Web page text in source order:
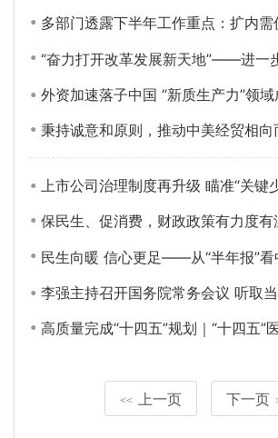
多部门透露下半年工作重点：扩内需促消费 反内卷优供给 稳
“奋力打开改革发展新天地”——进一步全面深化改革不断向广度
外资加速落子中国 “新质生产力”领
秉持诚意和原则，推动中美经贸相向
上市公司治理制度再升级 瞄准“关键少数”健全
保民生、促消费，财政政策有力度有
民生向暖 信心更足——从“半年报”看中国经济高质
李强主持召开国务院常务会议 听取当前防汛抗旱情况和下一步工
高质量完成“十四五”规划｜“十四五”医保基金支出12.13万亿元 我国医
<< 上一页 下一页